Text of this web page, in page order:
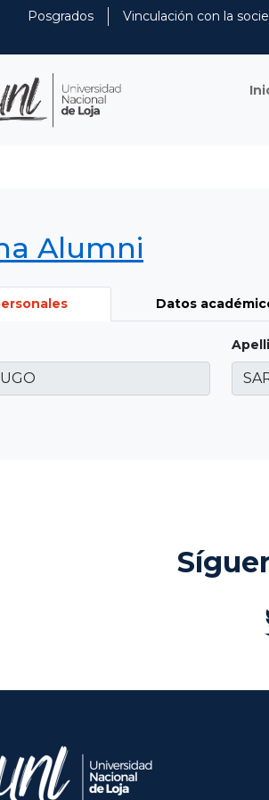
Posgrados Vinculación con la
Alumni
Datos